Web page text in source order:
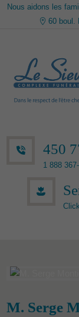
Nous aidons les
60 boul.
450
1 888
M. Serge